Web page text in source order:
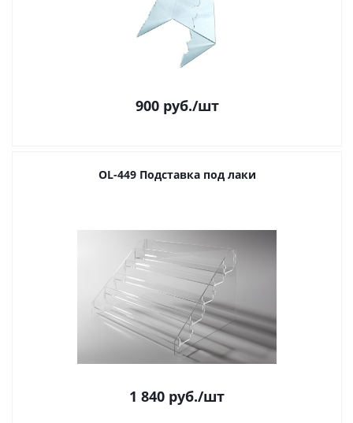
900руб./шт
OL-449 Подставка под лаки
1 840 руб./шт